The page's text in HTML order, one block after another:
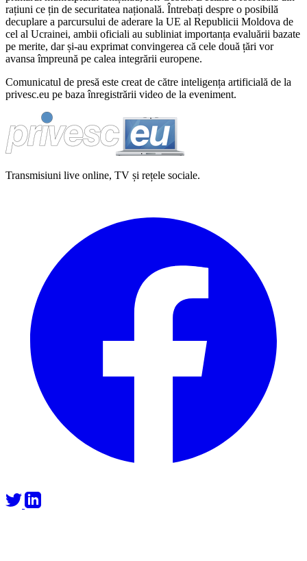
rațiuni ce țin de securitatea națională. Întrebați despre o posibilă
decuplare a parcursului de aderare la UE al Republicii Moldova de
cel al Ucrainei, ambii oficiali au subliniat importanța evaluării bazate
pe merite, dar și-au exprimat convingerea că cele două țări vor
avansa împreună pe calea integrării europene.
Comunicatul de presă este creat de către inteligența artificială de la
privesc.eu pe baza înregistrării video de la eveniment.
Transmisiuni live online, TV și rețele sociale.